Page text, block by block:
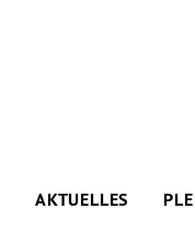
AKTUELLES